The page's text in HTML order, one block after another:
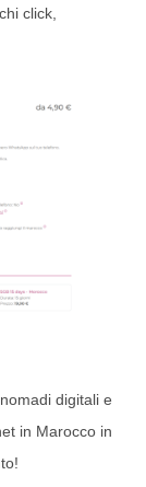
click,
digitali e
in Marocco in